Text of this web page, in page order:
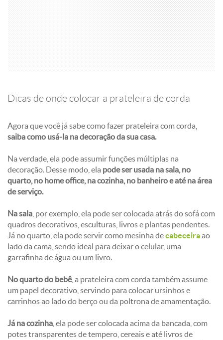
Dicas de onde colocar a prateleira de corda
Agora que você já sabe como fazer prateleira com corda,
saiba como usá-la na decoração da sua casa.
Na verdade, ela pode assumir funções múltiplas na
decoração. Desse modo, ela pode ser usada na sala, no
quarto, no home office, na cozinha, no banheiro e até na área
de serviço.
Na sala , por exemplo, ela pode ser colocada atrás do sofá com
quadros decorativos, esculturas, livros e plantas pendentes.
Já no quarto, ela pode servir como mesinha decabeceiraao
lado da cama, sendo ideal para deixar o celular, uma
garrafinha de água ou um livro.
No quarto do bebê, a prateleira com corda também assume
um papel decorativo, servindo para colocar ursinhos e
carrinhos ao lado do berço ou da poltrona de amamentação.
Já na cozinha , ela pode ser colocada acima da bancada, com
potes transparentes de tempero, cereais e até livros de